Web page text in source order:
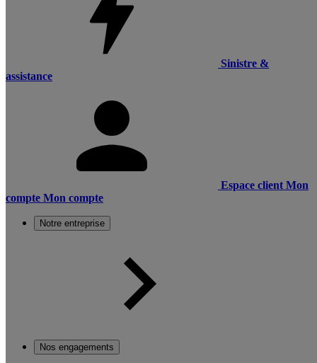
Sinistre &
assistance
Espace client Mon
compte Mon compte
Notre entreprise
Nos engagements